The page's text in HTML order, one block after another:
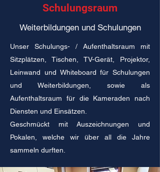
Schulungsraum
Weiterbildungen und Schulungen
Unser Schulungs- / Aufenthaltsraum mit
Sitzplätzen, Tischen, TV-Gerät, Projektor,
Leinwand und Whiteboard für Schulungen
und Weiterbildungen, sowie als
Aufenthaltsraum für die Kameraden nach
Diensten und Einsätzen.
Geschmückt mit Auszeichnungen und
Pokalen, welche wir über all die Jahre
sammeln durften.